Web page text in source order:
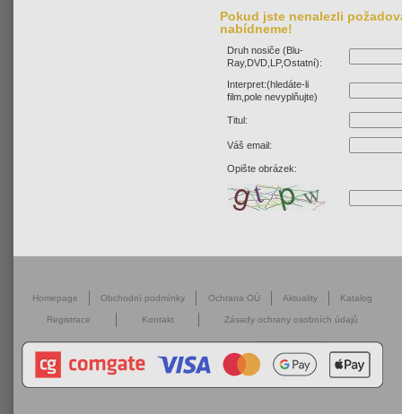
Pokud jste nenalezli
nabídneme!
Druh nosiče (Blu-
Ray,DVD,LP,Ostatní):
Interpret:(hledáte-li
film,pole nevyplňujte)
Titul:
Váš email:
Opište obrázek:
Homepage Obchodní podmínky Ochrana OÚ Aktuality Katalog
Registrace Kontakt Zásady ochrany osobních údajů